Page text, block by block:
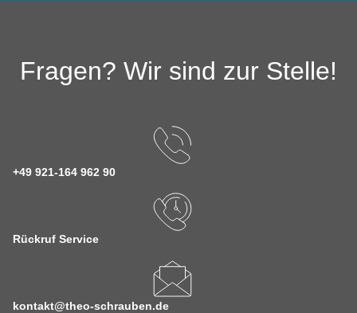
Fragen? Wir sind zur Stelle!
+49 921-164 962 90
Rückruf Service
kontakt@theo-schrauben.de